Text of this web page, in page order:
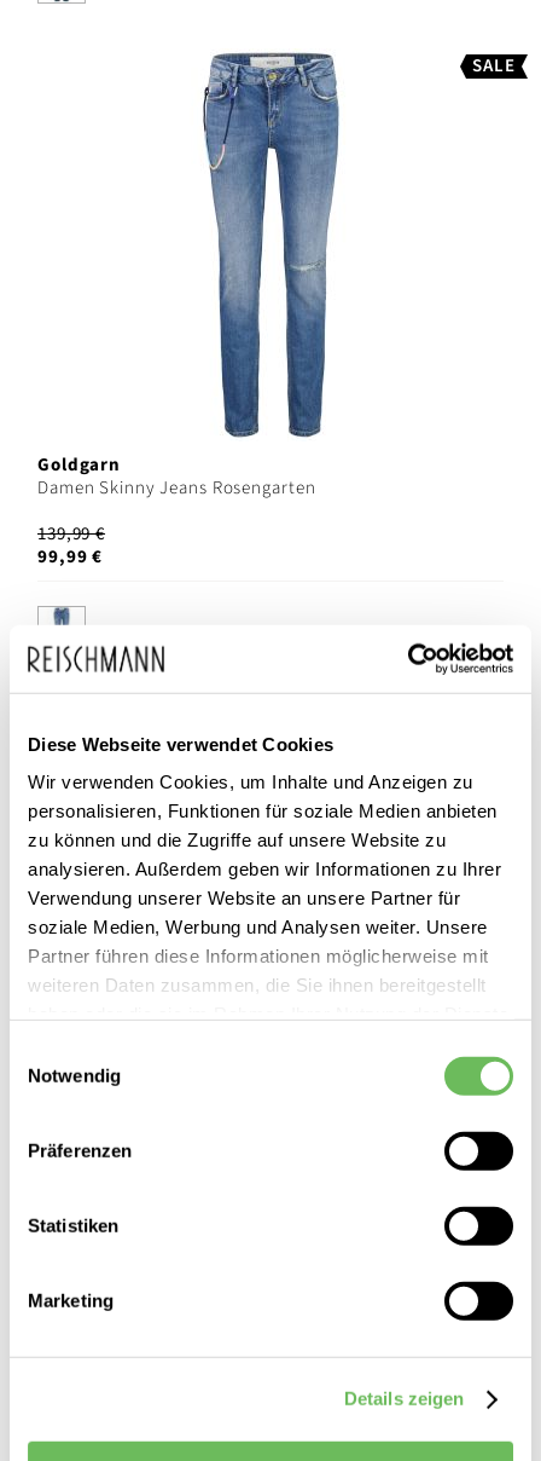
Diese Webseite verwendet Cookies
Wir verwenden Cookies, um Inhalte und Anzeigen zu
personalisieren, Funktionen für soziale Medien anbieten
zu können und die Zugriffe auf unsere Website zu
analysieren. Außerdem geben wir Informationen zu Ihrer
Verwendung unserer Website an unsere Partner für
soziale Medien, Werbung und Analysen weiter. Unsere
Partner führen diese Informationen möglicherweise mit
weiteren Daten zusammen, die Sie ihnen bereitgestellt
Notwendig
Präferenzen
Statistiken
Marketing
Details zeigen
SALE
Goldgarn
Damen Skinny Jeans Rosengarten
139,99 €
99,99 €
Damen Straight Jeans Mila